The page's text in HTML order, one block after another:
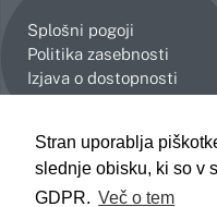
Stran uporablja
slednje obisku, ki so v
GDPR. Več o tem
Splošni pogoji
Politika zasebnosti
Izjava o dostopnosti
Celje
Koper
Kranj